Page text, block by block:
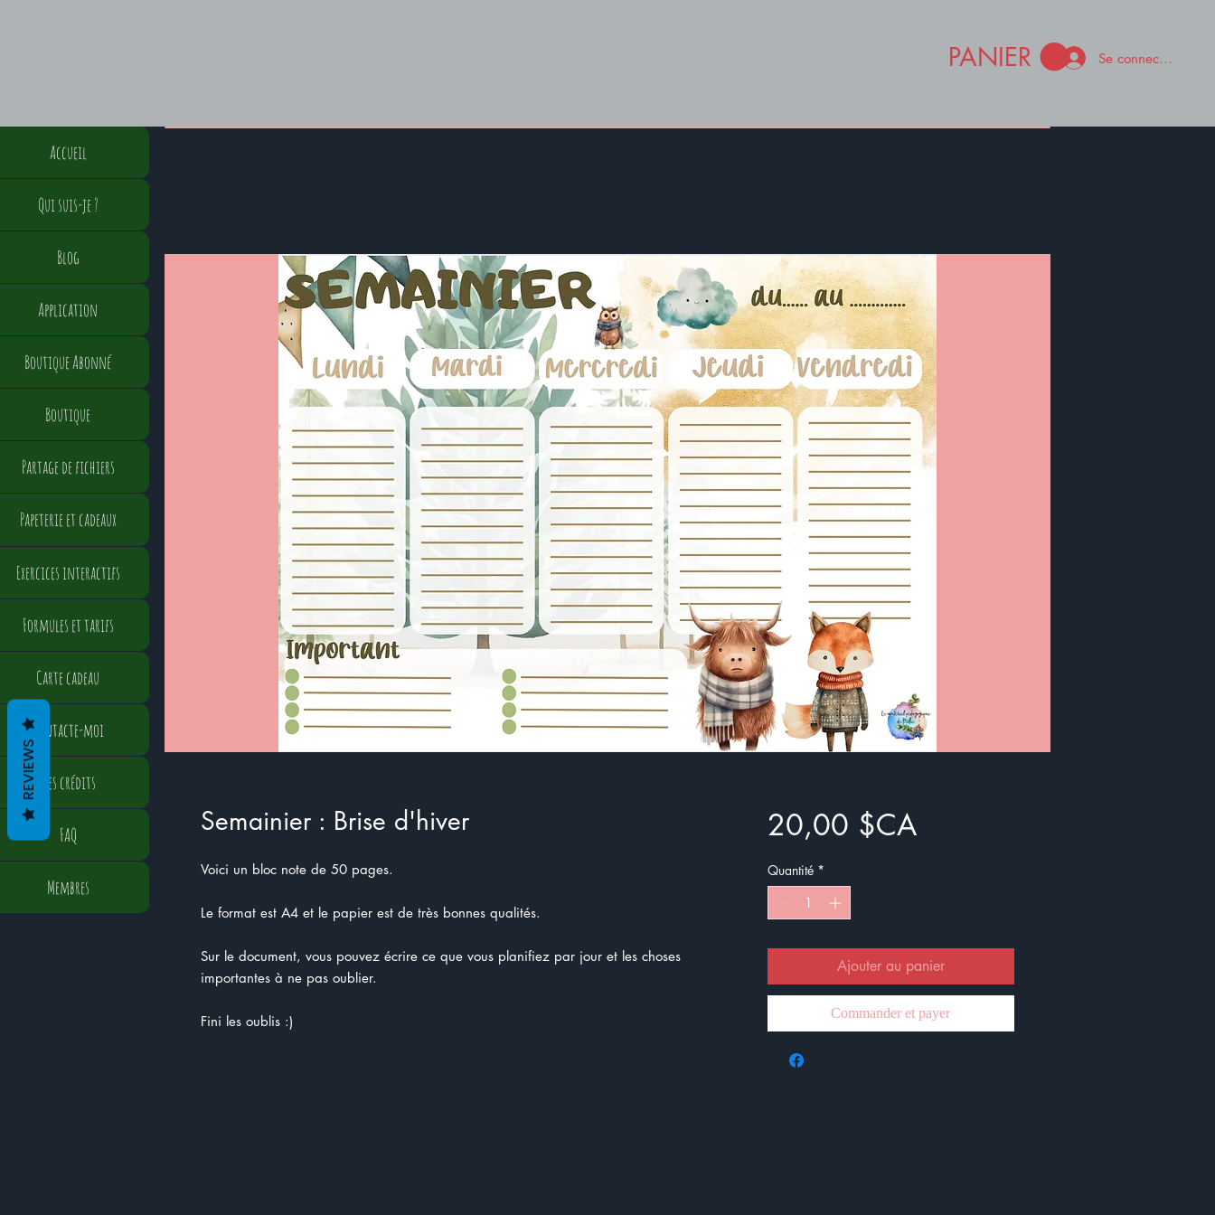
PANIER Se connecter
Semainier : Brise d'hiver
Voici un bloc note de 50 pages.
Le format est A4 et le papier est de très bonnes qualités.
Sur le document, vous pouvez écrire ce que vous planifiez par jour et les choses
importantes à ne pas oublier.
Fini les oublis :)
20,00 $CAPrix
Quantité *
Ajouter au panier
Commander et payer
Accueil
Qui suis-je ?
Blog
Application
Boutique Abonné
Boutique
Partage de fichiers
Papeterie et cadeaux
Exercices interactifs
Formules et tarifs
Carte cadeau
Contacte-moi
Mes crédits
FAQ
Membres
REVIEWS